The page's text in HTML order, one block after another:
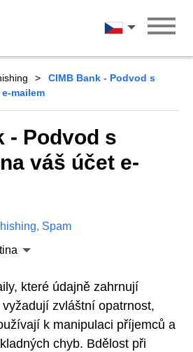
Čeština
CIMB Bank - Podvod s
mailem
- Podvod s
váš účet e-
, Spam
které údajně zahrnují
zvláštní opatrnost,
k manipulaci příjemců a
chyb. Bdělost při